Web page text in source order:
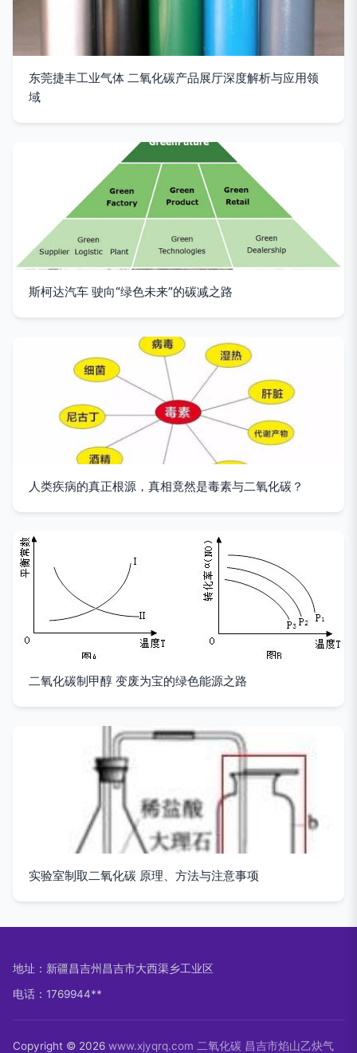
东莞捷丰工业气体 二氧化碳产品展厅深度解析与应用领
域
斯柯达汽车 驶向“绿色未来”的碳减之路
人类疾病的真正根源，真相竟然是毒素与二氧化碳？
二氧化碳制甲醇 变废为宝的绿色能源之路
实验室制取二氧化碳 原理、方法与注意事项
地址：新疆昌吉州昌吉市大西渠乡工业区
电话：1769944**
Copyright © 2026 www.xjyqrq.com 二氧化碳 昌吉市焰山乙炔气